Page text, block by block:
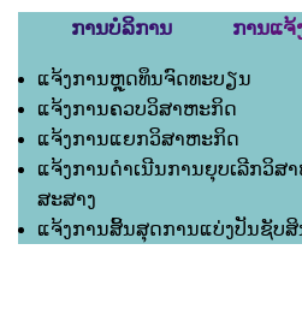
ການບໍລິການ ການແຈ້ງ
ແຈ້ງການຫຼຸດທຶນຈົດທະບຽນ
ແຈ້ງການຄວບວິສາຫະກິດ
ແຈ້ງການແຍກວິສາຫະກິດ
ແຈ້ງການດຳເນີນການຍຸບເລີກວິສ
ສະສາງ
ແຈ້ງການສິ້ນສຸດການແບ່ງປັນຊັບ